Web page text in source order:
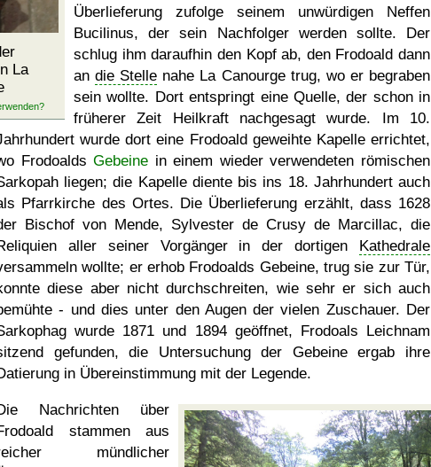
La
Überlieferung zufolge seinem unwürdigen Neffen
Bucilinus, der sein Nachfolger werden sollte. Der
schlug ihm daraufhin den Kopf ab, den Frodoald dann
andie Stelle nahe La Canourge trug, wo er begraben
sein wollte. Dort entspringt eine Quelle, der schon in
früherer Zeit Heilkraft nachgesagt wurde. Im 10.
wurde dort eine Frodoald geweihte Kapelle errichtet,
FrodoaldsGebeine in einem wieder verwendeten römischen
liegen; die Kapelle diente bis ins 18. Jahrhundert auch
Pfarrkirche des Ortes. Die Überlieferung erzählt, dass 1628
Bischof von Mende, Sylvester de Crusy de Marcillac, die
aller seiner Vorgänger in der dortigen Kathedrale
wollte; er erhob Frodoalds Gebeine, trug sie zur Tür,
diese aber nicht durchschreiten, wie sehr er sich auch
- und dies unter den Augen der vielen Zuschauer. Der
wurde 1871 und 1894 geöffnet, Frodoals Leichnam
gefunden, die Untersuchung der Gebeine ergab ihre
in Übereinstimmung mit der Legende.
Nachrichten über
stammen aus
mündlicher